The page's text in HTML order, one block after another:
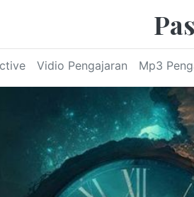
Vidio Pengajaran Mp3